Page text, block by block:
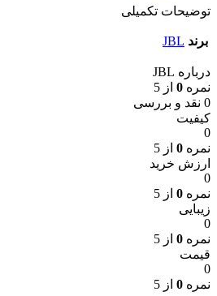
توضیحات تکمیلی
برند JBL
درباره JBL
نمره 0 از 5
0 نقد و بررسی
کیفیت
0
نمره 0 از 5
ارزش خرید
0
نمره 0 از 5
زیبایی
0
نمره 0 از 5
قیمت
0
نمره 0 از 5